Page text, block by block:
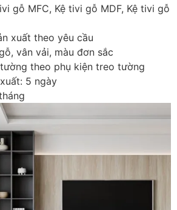
gỗ MFC, Kệ tivi gỗ MDF, Kệ tivi gỗ
xuất theo yêu cầu
vân vải, màu đơn sắc
theo phụ kiện treo tường
5 ngày